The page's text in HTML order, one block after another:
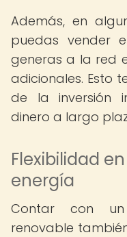
Además, en
puedas vender
generas a la red
adicionales. Esto
de la inversión
dinero a largo
Flexibilidad
energía
Contar con
renovable